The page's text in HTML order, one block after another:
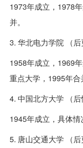
1973年成立，1978
并。
3. 华北电力学院 （后
1958年成立，1969
重点大学，1995年合
4. 中国北方大学 （后
1945年成立，具体情
5. 唐山交通大学 （后